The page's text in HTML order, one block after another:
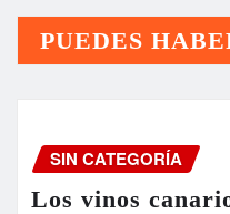
PUEDES
SIN CATEGORÍA
Los vinos